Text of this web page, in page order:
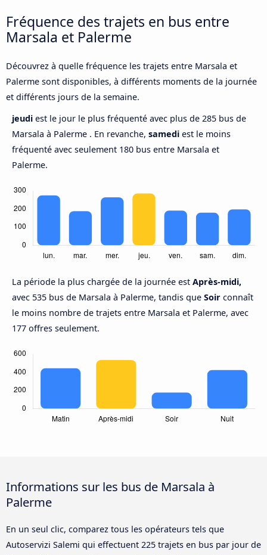
Fréquence des trajets en bus entre
Marsala et Palerme
Découvrez à quelle fréquence les trajets entre Marsala et
Palerme sont disponibles, à différents moments de la journée
et différents jours de la semaine.
jeudi est le jour le plus fréquenté avec plus de 285 bus de
Marsala à Palerme . En revanche, samedi est le moins
fréquenté avec seulement 180 bus entre Marsala et
Palerme.
La période la plus chargée de la journée est Après-midi,
avec 535 bus de Marsala à Palerme, tandis que Soir connaît
le moins nombre de trajets entre Marsala et Palerme, avec
177 offres seulement.
Informations sur les bus de Marsala à
Palerme
En un seul clic, comparez tous les opérateurs tels que
Autoservizi Salemi qui effectuent 225 trajets en bus par jour de